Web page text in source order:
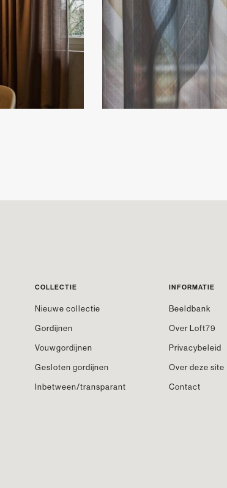
COLLECTIE
Nieuwe collectie
Gordijnen
Vouwgordijnen
Gesloten gordijnen
Inbetween/transparant
INFORMATIE
Beeldbank
Over Loft79
Privacybeleid
Over deze site
Contact